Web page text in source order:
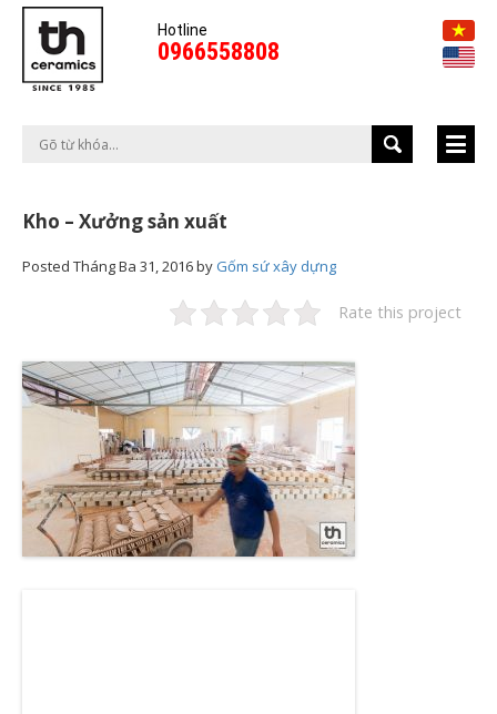
Hotline
0966558808
Kho – Xưởng sản xuất
Posted Tháng Ba 31, 2016byGốm sứ xây dựng
Rate this project